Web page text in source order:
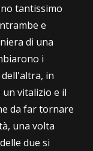
tantissimo
e
di una
i
in
vitalizio e il
da far tornare
una volta
due si